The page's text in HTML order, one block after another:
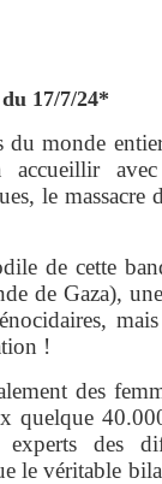
17/7/24*
du monde
accueillir
le massacre
de cette
de Gaza),
!
des
quelque
des
le véritable